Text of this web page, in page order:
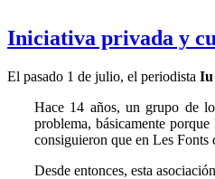
Iniciativa privada y
El pasado 1 de julio, el periodista Iu
Hace 14 años, un grupo de
problema, básicamente
consiguieron que en Les
Desde entonces, esta